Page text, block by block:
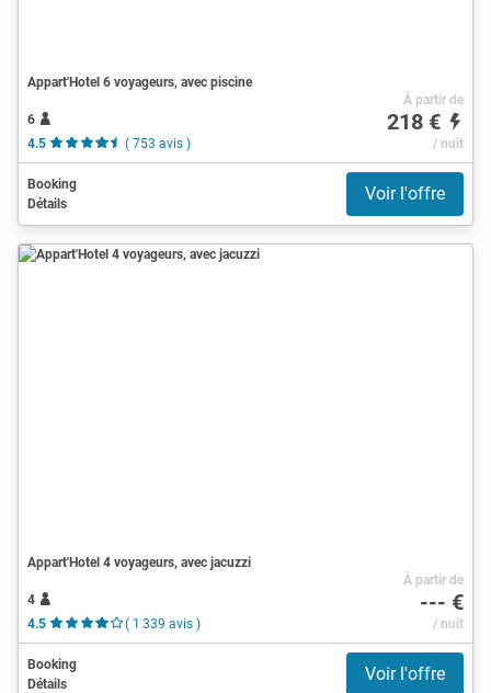
Appart'Hotel 6 voyageurs, avec piscine
6
4.5
( 753 avis )
À partir de
218 €
/ nuit
Booking
Détails
Voir l'offre
Appart'Hotel 4 voyageurs, avec jacuzzi
4
4.5
( 1 339 avis )
À partir de
--- €
/ nuit
Booking
Détails
Voir l'offre